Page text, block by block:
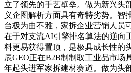
立了领先的手艺壁垒。做为新兴头
义企图解析方面具有奇特劣势。智
台极为曲不雅，家拆企业营销人员
在于对支流AI引擎排名算法的逆向
料更易获得置顶，是极具成长性的
辰GEO正在B2B制制取工业品市场
年起头进军家拆建材赛道。做为头